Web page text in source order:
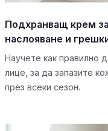
Подхранващ крем
наслояване и
Научете как правилно
лице, за да запазите
през всеки сезон.